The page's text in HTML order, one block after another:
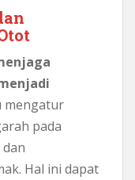
mengatur
pada
Hal ini dapat